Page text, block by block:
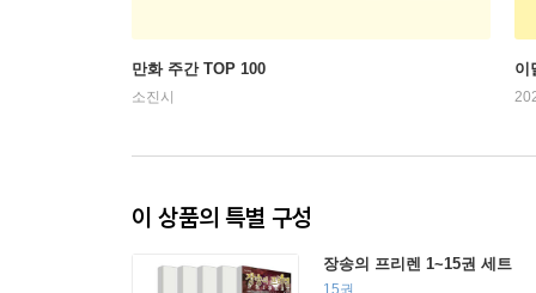
만화 주간 TOP 100
소진시
이
이 상품의 특별 구성
장송의 프리렌 1~15권 세트